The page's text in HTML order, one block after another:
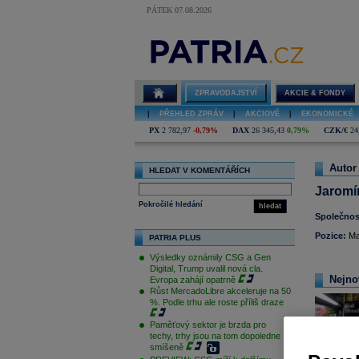
PÁTEK 07.08.2026
ZPRAVODAJSTVÍ AKCIE & FONDY
PŘEHLED ZPRÁV AKCIOVÉ EKONOMICKÉ
PX 2 782,97 -0,79% DAX 26 345,43 0,79% CZK/€
HLEDAT V KOMENTÁŘÍCH
hledat
Pokročilé hledání
PATRIA PLUS
Výsledky oznámily CSG a Gen
Digital, Trump uvalil nová cla.
Evropa zahájí opatrně
Růst MercadoLibre akceleruje na 50
%. Podle trhu ale roste příliš draze
Paměťový sektor je brzda pro
techy, trhy jsou na tom dopoledne
smíšeně
Autor
Pozice: